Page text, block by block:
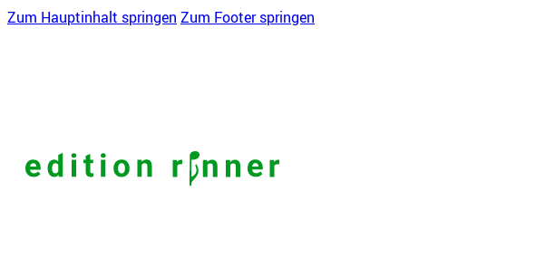
Zum Hauptinhalt springen Zum Footer springen